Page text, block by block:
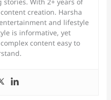
With 2+ years of
creation. Harsha
and lifestyle
is informative, yet
content easy to